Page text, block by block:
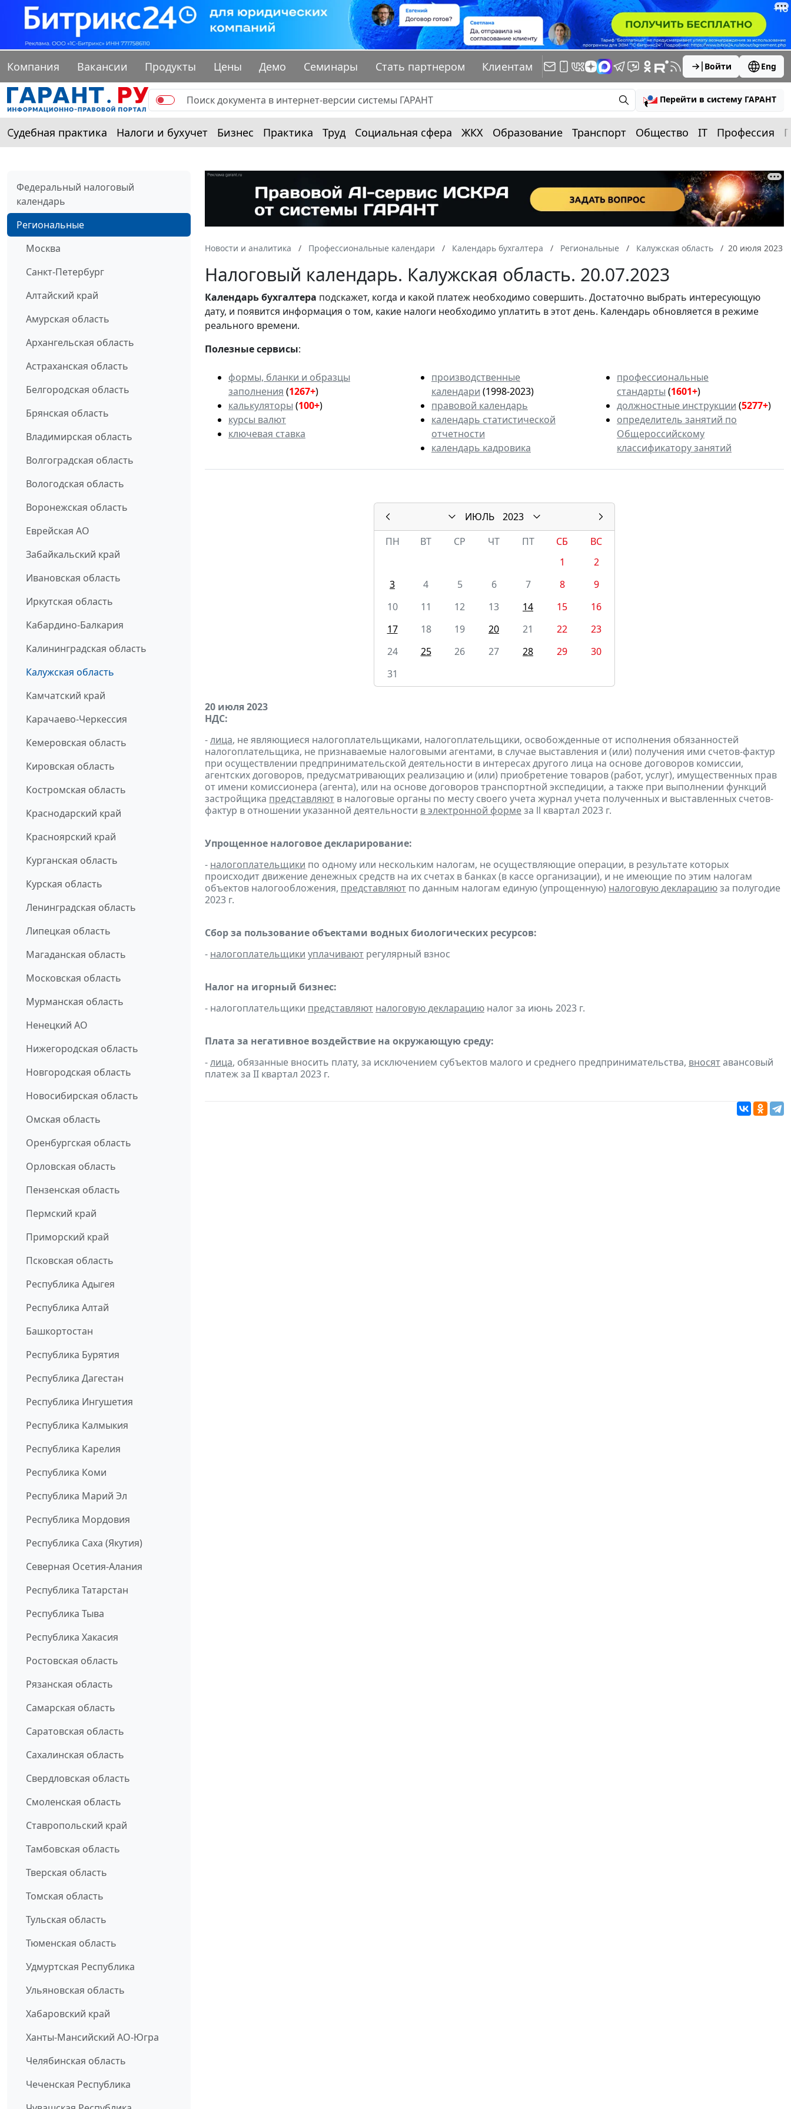
Компания Вакансии Продукты Цены Демо Семинары Стать партнером Клиентам Войти Eng
Перейти в систему ГАРАНТ
Судебная практика Налоги и бухучет Бизнес Практика Труд Социальная сфера ЖКХ Образование Транспорт Общество IT Профессия
Федеральный налоговый
календарь
Региональные
Москва
Санкт-Петербург
Алтайский край
Амурская область
Архангельская область
Астраханская область
Белгородская область
Брянская область
Владимирская область
Волгоградская область
Вологодская область
Воронежская область
Еврейская АО
Забайкальский край
Ивановская область
Иркутская область
Кабардино-Балкария
Калининградская область
Калужская область
Камчатский край
Карачаево-Черкессия
Кемеровская область
Кировская область
Костромская область
Краснодарский край
Красноярский край
Курганская область
Курская область
Ленинградская область
Липецкая область
Магаданская область
Московская область
Мурманская область
Ненецкий АО
Нижегородская область
Новгородская область
Новосибирская область
Омская область
Оренбургская область
Орловская область
Пензенская область
Пермский край
Приморский край
Псковская область
Республика Адыгея
Республика Алтай
Башкортостан
Республика Бурятия
Республика Дагестан
Республика Ингушетия
Республика Калмыкия
Республика Карелия
Республика Коми
Республика Марий Эл
Республика Мордовия
Республика Саха (Якутия)
Северная Осетия-Алания
Республика Татарстан
Республика Тыва
Республика Хакасия
Ростовская область
Рязанская область
Самарская область
Саратовская область
Сахалинская область
Свердловская область
Смоленская область
Ставропольский край
Тамбовская область
Тверская область
Томская область
Тульская область
Тюменская область
Удмуртская Республика
Ульяновская область
Хабаровский край
Ханты-Мансийский АО-Югра
Челябинская область
Чеченская Республика
Новости и аналитика Профессиональные календари Календарь бухгалтера Региональные Калужская область 20 июля 2023
Налоговый календарь. Калужская область. 20.07.2023
Календарьбухгалтера подскажет, когда и какой платеж необходимо совершить. Достаточно выбрать интересующую
дату, и появится информация о том, какие налоги необходимо уплатить в этот день. Календарь обновляется в режиме
реального времени.
Полезные сервисы:
формы, бланки и образцы
заполнения (1267+)
калькуляторы (100+)
курсы валют
ключевая ставка
производственные
календари (1998-2023)
правовой календарь
календарь статистической
отчетности
календарь кадровика
профессиональные
стандарты (1601+)
должностные инструкции (5277+)
определитель занятий по
Общероссийскому
классификатору занятий
ИЮЛЬ
2023
ПН
ВТ СР ЧТ ПТ СБ
ВС
1
2
3
4 5 6 7 8
9
10
11 12 13 14 15
16
17
18 19 20 21 22
23
24
25 26 27 28 29
30
31
20 июля 2023
НДС:
-лица, не являющиеся налогоплательщиками, налогоплательщики, освобожденные от исполнения обязанностей
налогоплательщика, не признаваемые налоговыми агентами, в случае выставления и (или) получения ими счетов-фактур
при осуществлении предпринимательской деятельности в интересах другого лица на основе договоров комиссии,
агентских договоров, предусматривающих реализацию и (или) приобретение товаров (работ, услуг), имущественных прав
от имени комиссионера (агента), или на основе договоров транспортной экспедиции, а также при выполнении функций
застройщика представляют в налоговые органы по месту своего учета журнал учета полученных и выставленных счетов-
фактур в отношении указанной деятельности в электронной формеза ll квартал 2023 г.
Упрощенное налоговое декларирование:
- налогоплательщики по одному или нескольким налогам, не осуществляющие операции, в результате которых
происходит движение денежных средств на их счетах в банках (в кассе организации), и не имеющие по этим налогам
объектов налогообложения, представляют по данным налогам единую (упрощенную) налоговую декларациюза полугодие
2023 г.
Сбор за пользование объектами водных биологических ресурсов:
- налогоплательщики уплачивают регулярный взнос
Налог на игорный бизнес:
- налогоплательщики представляют налоговую декларацию налог за июнь 2023 г.
Плата за негативное воздействие на окружающую среду:
-лица, обязанные вносить плату, за исключением субъектов малого и среднего предпринимательства, вносятавансовый
платеж за II квартал 2023 г.